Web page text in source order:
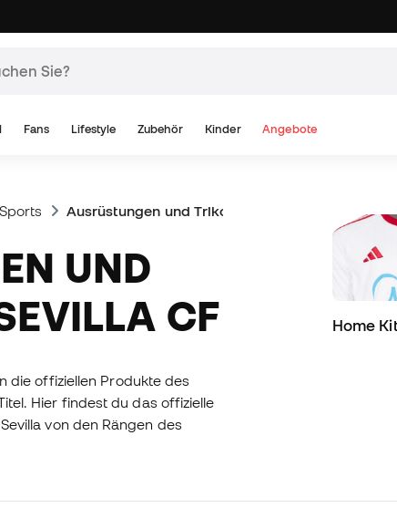
Fans Lifestyle Zubehör Kinder Angebote
Ausrüstungen und Trikots des Sevilla CF
CF
die offiziellen Produkte des
Hier findest du das offizielle
von den Rängen des
Home